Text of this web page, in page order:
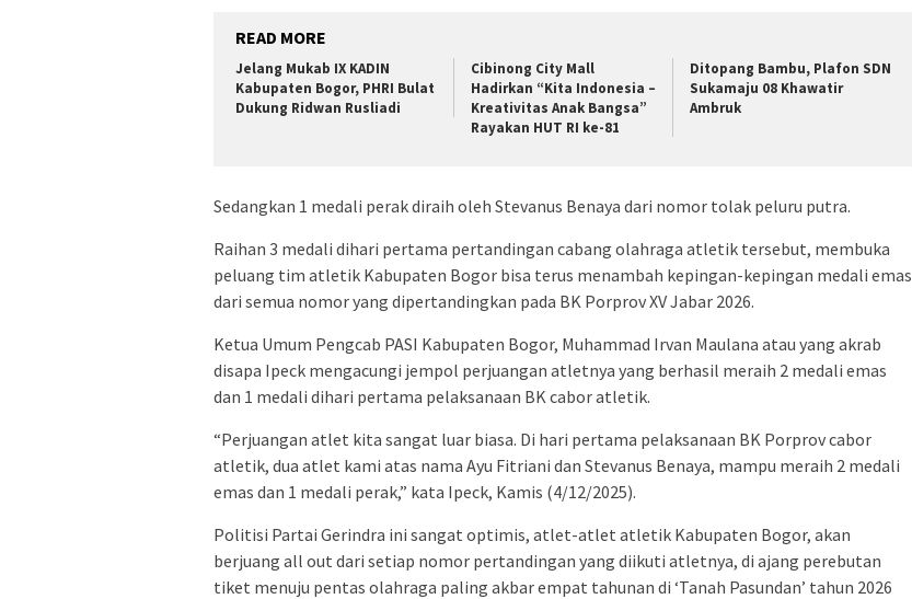
READ MORE
Jelang Mukab IX KADIN
Kabupaten Bogor, PHRI Bulat
Dukung Ridwan Rusliadi
Cibinong City Mall
Hadirkan “Kita Indonesia –
Kreativitas Anak Bangsa”
Rayakan HUT RI ke-81
Ditopang Bambu, Plafon SDN
Sukamaju 08 Khawatir
Ambruk
Sedangkan 1 medali perak diraih oleh Stevanus Benaya dari nomor tolak peluru putra.
Raihan 3 medali dihari pertama pertandingan cabang olahraga atletik tersebut, membuka
peluang tim atletik Kabupaten Bogor bisa terus menambah kepingan-kepingan medali emas
dari semua nomor yang dipertandingkan pada BK Porprov XV Jabar 2026.
Ketua Umum Pengcab PASI Kabupaten Bogor, Muhammad Irvan Maulana atau yang akrab
disapa Ipeck mengacungi jempol perjuangan atletnya yang berhasil meraih 2 medali emas
dan 1 medali dihari pertama pelaksanaan BK cabor atletik.
“Perjuangan atlet kita sangat luar biasa. Di hari pertama pelaksanaan BK Porprov cabor
atletik, dua atlet kami atas nama Ayu Fitriani dan Stevanus Benaya, mampu meraih 2 medali
emas dan 1 medali perak,” kata Ipeck, Kamis (4/12/2025).
Politisi Partai Gerindra ini sangat optimis, atlet-atlet atletik Kabupaten Bogor, akan
berjuang all out dari setiap nomor pertandingan yang diikuti atletnya, di ajang perebutan
tiket menuju pentas olahraga paling akbar empat tahunan di ‘Tanah Pasundan’ tahun 2026